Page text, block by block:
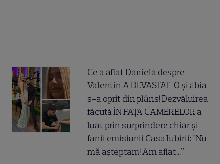
Ce a aflat Daniela despre
Valentin A DEVASTAT-O și abia
s-a oprit din plâns! Dezvăluirea
făcută ÎN FAȚA CAMERELOR a
luat prin surprindere chiar și
fanii emisiunii Casa Iubirii: "Nu
mă așteptam! Am aflat..."